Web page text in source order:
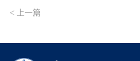
< 上一篇